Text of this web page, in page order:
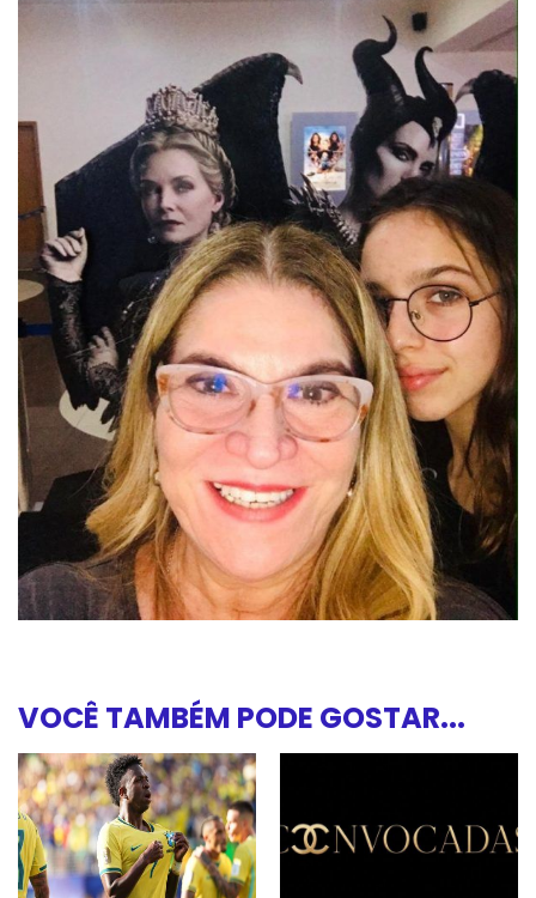
VOCÊ TAMBÉM PODE GOSTAR...